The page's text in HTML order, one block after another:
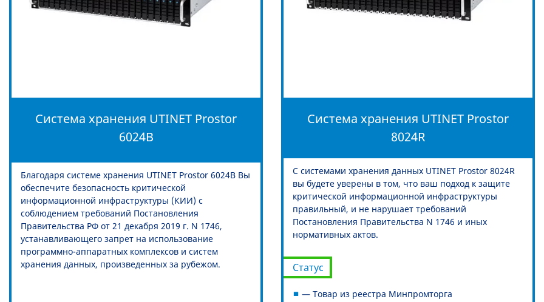
Система хранения UTINET Prostor
6024B
Благодаря системе хранения UTINET Prostor 6024B Вы
обеспечите безопасность критической
информационной инфраструктуры (КИИ) с
соблюдением требований Постановления
Правительства РФ от 21 декабря 2019 г. N 1746,
устанавливающего запрет на использование
программно-аппаратных комплексов и систем
хранения данных, произведенных за рубежом.
Система хранения UTINET Prostor
8024R
С системами хранения данных UTINET Prostor 8024R
вы будете уверены в том, что ваш подход к защите
критической информационной инфраструктуры
правильный, и не нарушает требований
Постановления Правительства N 1746 и иных
нормативных актов.
Статус
— Товар из реестра Минпромторга